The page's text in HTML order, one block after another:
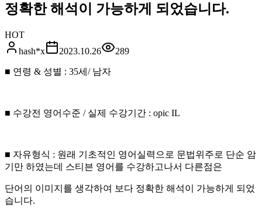
정확한 해석이 가능하게 되었습니다.
HOT
hash*x
2023.10.26 289
■ 연령 & 성별 : 35세/ 남자
■ 수강전 영어수준 / 실제 수강기간 : opic IL
■ 자유형식 : 원래 기초적인 영어실력으로 문법위주로 단순 암
기만 하였는데 스티븐 영어를 수강하고나서 다른점은
단어의 이미지를 생각하여 보다 정확한 해석이 가능하게 되었
습니다.